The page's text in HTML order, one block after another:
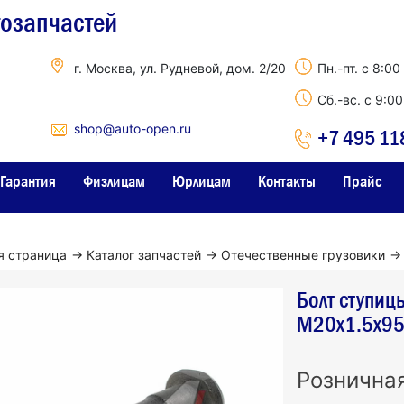
г. Москва, ул. Рудневой, дом. 2/20
shop@auto-open.ru
Пн.-пт. с
Сб.-вс. с
+7 495
Гарантия Физлицам Юрлицам Контакты Прайс
страница → Каталог запчастей → Отечественные грузовики →
Болт